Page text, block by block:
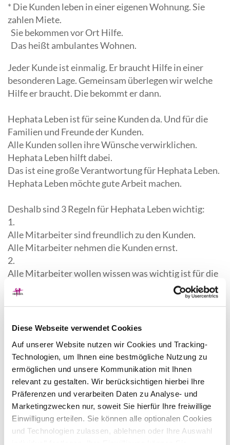
Diese Webseite verwendet Cookies
Auf unserer Website nutzen wir Cookies und Tracking-
Technologien, um Ihnen eine bestmögliche Nutzung zu
ermöglichen und unsere Kommunikation mit Ihnen
relevant zu gestalten. Wir berücksichtigen hierbei Ihre
Präferenzen und verarbeiten Daten zu Analyse- und
Marketingzwecken nur, soweit Sie hierfür Ihre freiwillige
Einwilligung erteilen. Sie können alle optionalen Cookies
und Technologien zulassen, ablehnen oder Ihre Auswahl
* Die Kunden leben in einer eigenen Wohnung. Sie
zahlen Miete.
Sie bekommen vor Ort Hilfe.
Das heißt ambulantes Wohnen.
Jeder Kunde ist einmalig. Er braucht Hilfe in einer
besonderen Lage. Gemeinsam überlegen wir welche
Hilfe er braucht. Die bekommt er dann.
Hephata Leben ist für seine Kunden da. Und für die
Familien und Freunde der Kunden.
Alle Kunden sollen ihre Wünsche verwirklichen.
Hephata Leben hilft dabei.
Das ist eine große Verantwortung für Hephata Leben.
Hephata Leben möchte gute Arbeit machen.
Deshalb sind 3 Regeln für Hephata Leben wichtig:
1.
Alle Mitarbeiter sind freundlich zu den Kunden.
Alle Mitarbeiter nehmen die Kunden ernst.
2.
Alle Mitarbeiter wollen wissen was wichtig ist für die
Kunden.
Alle Mitarbeiter halten sich an das was den Kunden
Manchmal haben sie nicht sofort eine Lösung.
Lösungen.
3.
Alle Mitarbeiter helfen den Kunden bei der Selbst-
Bestimmung.
Selbst-Bestimmung heißt:
Der Kunde sagt was ihm wichtig ist.
Das wird dann gemacht.
Hephata Leben und
Hephata Arbeit